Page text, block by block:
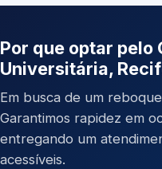
Por que optar pelo
Universitária,
Em busca de um
Garantimos rapidez em
entregando um
acessíveis.